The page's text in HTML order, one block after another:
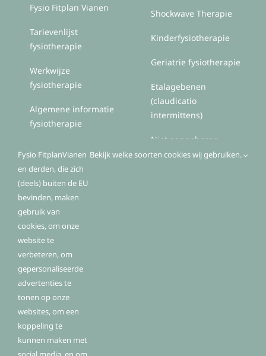
Fysio Fitplan Vianen
Tarievenlijst
fysiotherapie
Werkwijze
fysiotherapie
Algemene informatie
fysiotherapie
Shockwave Therapie
Kinderfysiotherapie
Geriatrie fysiotherapie
Etalagebenen
(claudicatio
intermittens)
Niet aangeboren
hersenletsel (NAH)
Algemeen
Contactgegevens
Openingstijden
Routebeschrijving
Fysio FitplanVianen
en derden, die zich
(deels) buiten de EU
bevinden, maken
gebruik van
cookies, om onze
website te
verbeteren, om
gepersonaliseerde
advertenties te
tonen op onze
websites, om een
koppeling te
kunnen maken met
Bekijk welke soorten cookies wij gebruiken.